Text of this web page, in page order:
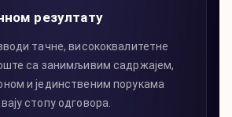
резултату
тачне, висококвалитетне
са занимљивим садржајем,
и јединственим порукама
стопу одговора.